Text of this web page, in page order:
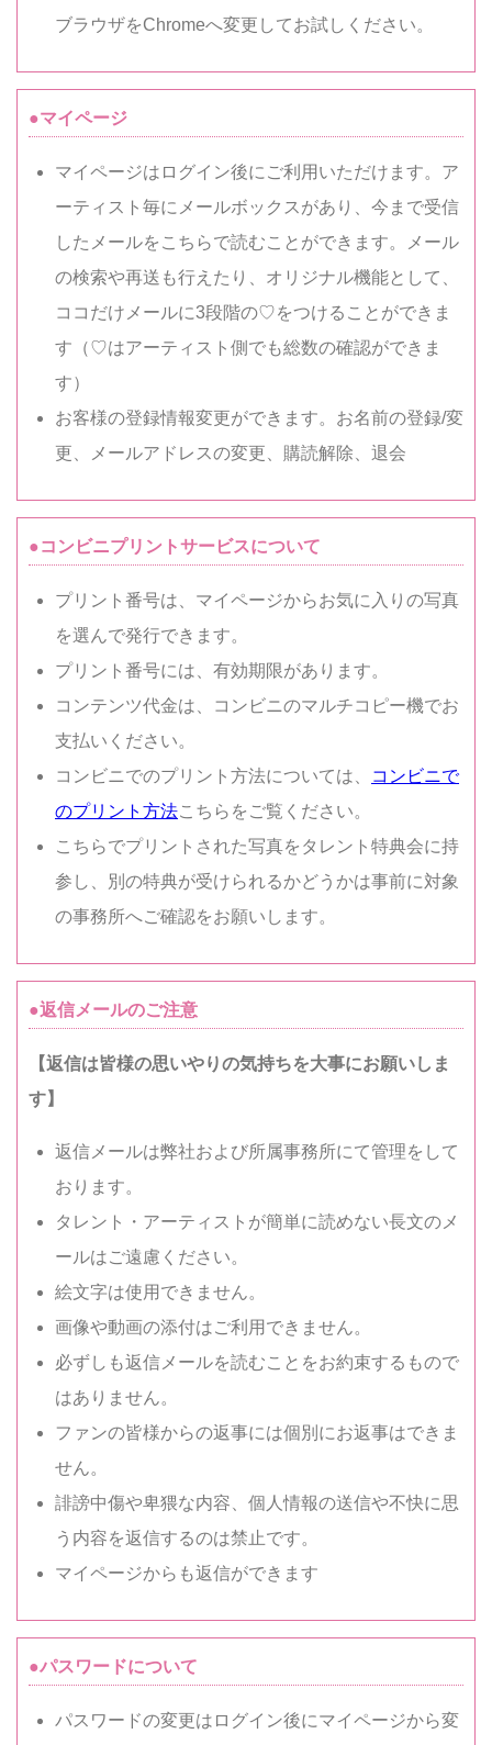
ブラウザをChromeへ変更してお試しください。
●マイページ
マイページはログイン後にご利用いただけます。ア
ーティスト毎にメールボックスがあり、今まで受信
したメールをこちらで読むことができます。メール
の検索や再送も行えたり、オリジナル機能として、
ココだけメールに3段階の♡をつけることができま
す（♡はアーティスト側でも総数の確認ができま
す）
お客様の登録情報変更ができます。お名前の登録/変
更、メールアドレスの変更、購読解除、退会
●コンビニプリントサービスについて
プリント番号は、マイページからお気に入りの写真
を選んで発行できます。
プリント番号には、有効期限があります。
コンテンツ代金は、コンビニのマルチコピー機でお
支払いください。
コンビニでのプリント方法については、
コンビニで
のプリント方法こちらをご覧ください。
こちらでプリントされた写真をタレント特典会に持
参し、別の特典が受けられるかどうかは事前に対象
の事務所へご確認をお願いします。
●返信メールのご注意
【返信は皆様の思いやりの気持ちを大事にお願いしま
す】
返信メールは弊社および所属事務所にて管理をして
おります。
タレント・アーティストが簡単に読めない長文のメ
ールはご遠慮ください。
絵文字は使用できません。
画像や動画の添付はご利用できません。
必ずしも返信メールを読むことをお約束するもので
はありません。
ファンの皆様からの返事には個別にお返事はできま
せん。
誹謗中傷や卑猥な内容、個人情報の送信や不快に思
う内容を返信するのは禁止です。
マイページからも返信ができます
●パスワードについて
パスワードの変更はログイン後にマイページから変